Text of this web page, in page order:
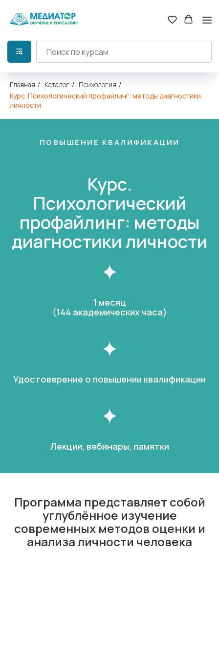
Главная / Каталог / Психология /
Курс. Психологический профайлинг: методы диагностики
личности
ПОВЫШЕНИЕ КВАЛИФИКАЦИИ
Курс.
Психологический
профайлинг: методы
диагностики личности
1 месяц
(144 академических часа)
Удостоверение о повышении квалификации
Лекции, вебинары, памятки
Программа представляет собой
углублённое изучение
современных методов оценки и
анализа личности человека